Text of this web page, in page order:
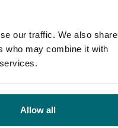
our traffic. We also share
who may combine it with
Allow all